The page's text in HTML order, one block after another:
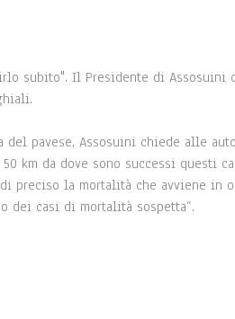
subito". Il Presidente di
del pavese, Assosuini chiede alle
km da dove sono successi
preciso la mortalità che avviene in
dei casi di mortalità sospetta”.